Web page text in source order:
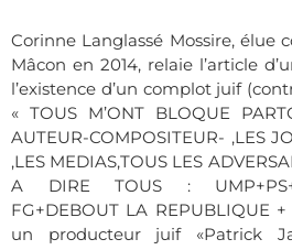
Corinne Langlassé Mossire, élue
Mâcon en 2014, relaie l’article
l’existence d’un complot juif
« TOUS M’ONT BLOQUE
AUTEUR-COMPOSITEUR- ,LES
,LES MEDIAS,TOUS LES
A DIRE TOUS :
FG+DEBOUT LA REPUBLIQUE
un producteur juif «Patrick